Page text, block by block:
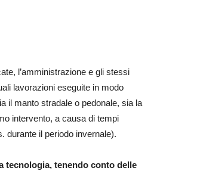
l’amministrazione e gli stessi
lavorazioni eseguite in modo
il manto stradale o pedonale, sia la
intervento, a causa di tempi
durante il periodo invernale).
tecnologia, tenendo conto delle